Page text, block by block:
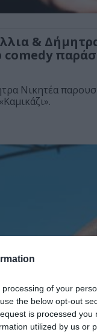
of your
the below opt-out
is processed you
utilized by us or
&
comedy
Νικητέα